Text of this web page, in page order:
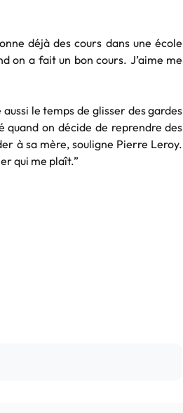
déjà des cours dans une école
on a fait un bon cours. J’aime me
le temps de glisser des gardes
quand on décide de reprendre des
à sa mère, souligne Pierre Leroy.
qui me plaît.”